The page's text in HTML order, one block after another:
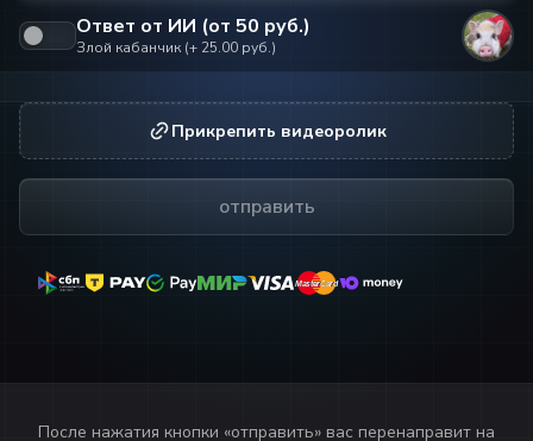
Ответ от ИИ (от 50 руб.)
Злой кабанчик (+ 25.00 руб.)
Прикрепить видеоролик
отправить
MasterCard
MasterCard
После нажатия кнопки «отправить» вас перенаправит на